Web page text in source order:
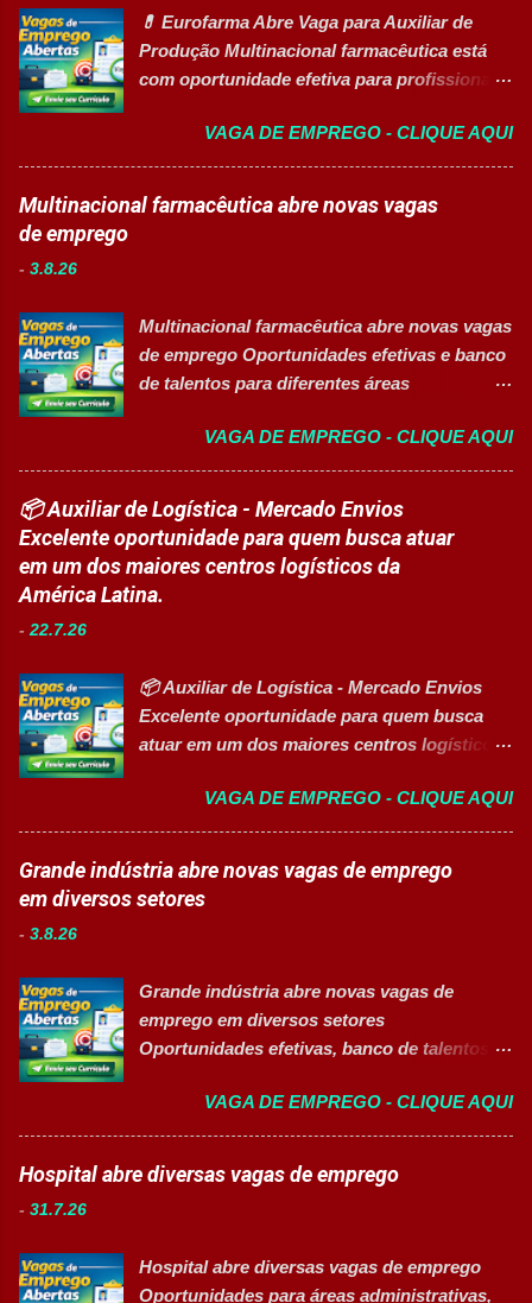
Produção In...
abastecer materiais para as linhas de
produção. Separar produtos e insumos
utilizados na fabricação. Realizar paletização
o ambiente de trabalho limpo. Auxiliar
operadores nas atividades produtivas.
Comunicar anormalidades nos
produtiva. Requisitos Ensino Médio
completo. Disponibilidade para trab...
💊 Eurofarma Abre Vaga para Auxiliar de
Produção Multinacional farmacêutica está
com oportunidade efetiva para profissionais
Deficiência (PcD). 🏢 Sobre a Eurofarma
Com mais de 50 anos de história , a
Eurofarma é uma multinacional brasileira
presente em 22 países , reconhecida pela
melhores empresas para trabalhar,
oferecendo oportunidades de crescimento,
desenvolvimento profissional e um ambiente
CANDIDATAR-SE AGORA 📋 Principais
Atividades ✅ Auxiliar nas atividades de
embalagem, envase, manipulação e
preparação de materiais; ✅ Apoiar a limpeza
técnica das áreas produtivas; ✅ Preencher e
conferir documentos de produção; ✅
realizar devoluções quand...
VAGA DE EMPREGO - CLIQUE AQUI
Multinacional farmacêutica abre novas vagas
de emprego
- 3.8.26
Multinacional farmacêutica abre novas vagas
de emprego Oportunidades efetivas e banco
de talentos para diferentes áreas
Sobre as oportunidades Uma das maiores
multinacionais farmacêuticas do Brasil está
com novas oportunidades abertas para
profissionais que desejam atuar em um
ambiente inovador, colaborativo e voltado
para o desenvolvimento de pessoas. As
profissionais com diferentes perfis e níveis
de experiência. Vagas disponíveis Analista
de Projetos Pleno Auxiliar de Almoxarifado
Manutenção II Banco de Talentos Áreas de
atuação Produção Industrial. Logística.
Almoxarifado. Projetos. Engenharia.
Manutenção Industrial. Operações. Banco de
VAGA DE EMPREGO - CLIQUE AQUI
📦 Auxiliar de Logística - Mercado Envios
Excelente oportunidade para quem busca atuar
em um dos maiores centros logísticos da
América Latina.
- 22.7.26
📦 Auxiliar de Logística - Mercado Envios
Excelente oportunidade para quem busca
atuar em um dos maiores centros logísticos
📋 Sobre a oportunidade O Mercado Envios
está com oportunidade para Auxiliar de
Logística . A empresa busca profissionais
comprometidos, organizados e que desejam
Receber produtos no centro de distribuição;
Embalar e etiquetar mercadorias; Conferir
documentos, registros e embalagens;
logísticos; Contribuir com melhorias na
operação; Atuar em equipe para garantir
agilidade nas entregas. ✅ Requisitos Ensino
organizado e proativo; Facilidade para
trabalhar em equipe; Interesse em aprender
VAGA DE EMPREGO - CLIQUE AQUI
Grande indústria abre novas vagas de emprego
em diversos setores
- 3.8.26
Grande indústria abre novas vagas de
emprego em diversos setores
Oportunidades efetivas, banco de talentos e
Deficiência (PcD) 👉 CANDIDATAR AGORA
Sobre as oportunidades Uma das maiores
indústrias do setor de calçados e bens de
consumo está com novas oportunidades de
vagas efetivas, banco de talentos e
VAGA DE EMPREGO - CLIQUE AQUI
Hospital abre diversas vagas de emprego
- 31.7.26
Hospital abre diversas vagas de emprego
Oportunidades para áreas administrativas,